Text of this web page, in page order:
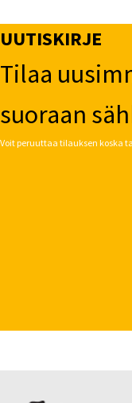
UUTISKIRJE
Tilaa
suoraan
Voit peruuttaa tilauksen koska